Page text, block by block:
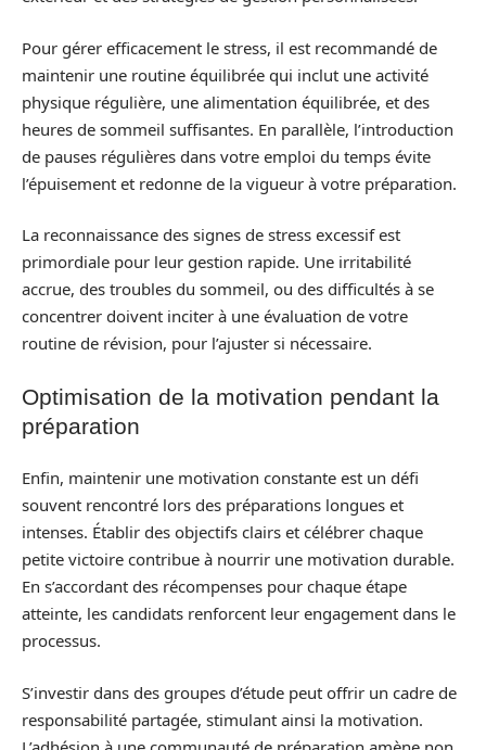
Pour gérer efficacement le stress, il est recommandé de
maintenir une routine équilibrée qui inclut une activité
physique régulière, une alimentation équilibrée, et des
heures de sommeil suffisantes. En parallèle, l’introduction
de pauses régulières dans votre emploi du temps évite
l’épuisement et redonne de la vigueur à votre préparation.
La reconnaissance des signes de stress excessif est
primordiale pour leur gestion rapide. Une irritabilité
accrue, des troubles du sommeil, ou des difficultés à se
concentrer doivent inciter à une évaluation de votre
routine de révision, pour l’ajuster si nécessaire.
Optimisation de la motivation pendant la
préparation
Enfin, maintenir une motivation constante est un défi
souvent rencontré lors des préparations longues et
intenses. Établir des objectifs clairs et célébrer chaque
petite victoire contribue à nourrir une motivation durable.
En s’accordant des récompenses pour chaque étape
atteinte, les candidats renforcent leur engagement dans le
processus.
S’investir dans des groupes d’étude peut offrir un cadre de
responsabilité partagée, stimulant ainsi la motivation.